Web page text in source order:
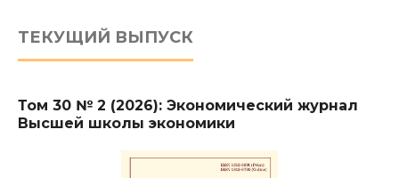
ТЕКУЩИЙ ВЫПУСК
Том 30 № 2 (2026): Экономический журнал
Высшей школы экономики